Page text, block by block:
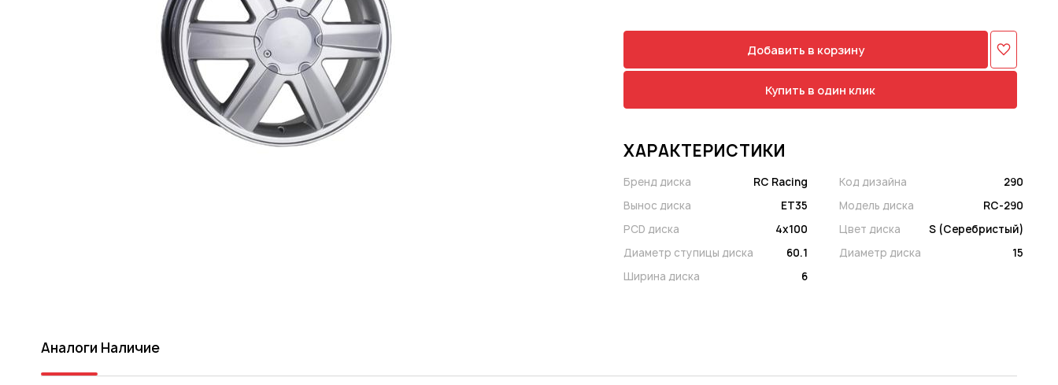
Добавить в корзину
Купить в один клик
ХАРАКТЕРИСТИКИ
Бренд диска
RC Racing
Вынос диска
ET35
PCD диска
4x100
Диаметр ступицы диска
60.1
Ширина диска
6
Код дизайна
290
Модель диска
RC-290
Цвет диска
S (Серебристый)
Диаметр диска
15
Аналоги Наличие